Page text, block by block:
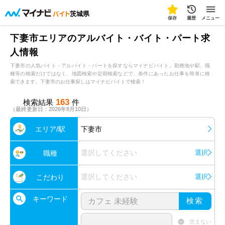
茨城県
保存 履歴 メニュー
下妻市エリアのアルバイト・バイト・パート求
人情報
下妻市の人気バイト・アルバイト・パートを探すならマイナビバイト。勤務地や駅、職
種等の検索だけではなく、地図検索や定期検索などで、条件にあったお仕事を簡単に検
索できます。下妻市のお仕事探しはマイナビバイトで検索！
検索結果 163 件
（最終更新日：2026年8月10日）
エリア/駅 下妻市
職種 選択してください 選択
こだわり 選択してください 選択
キーワード 検索
含まない